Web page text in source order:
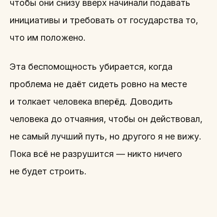
чтобы они снизу вверх начинали подавать
инициативы и требовать от государства то,
что им положено.
Эта беспомощность убирается, когда
проблема не даёт сидеть ровно на месте
и толкает человека вперёд. Доводить
человека до отчаяния, чтобы он действовал,
не самый лучший путь, но другого я не вижу.
Пока всё не разрушится — никто ничего
не будет строить.